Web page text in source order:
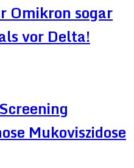
Omikron sogar
vor Delta!
Mukoviszidose